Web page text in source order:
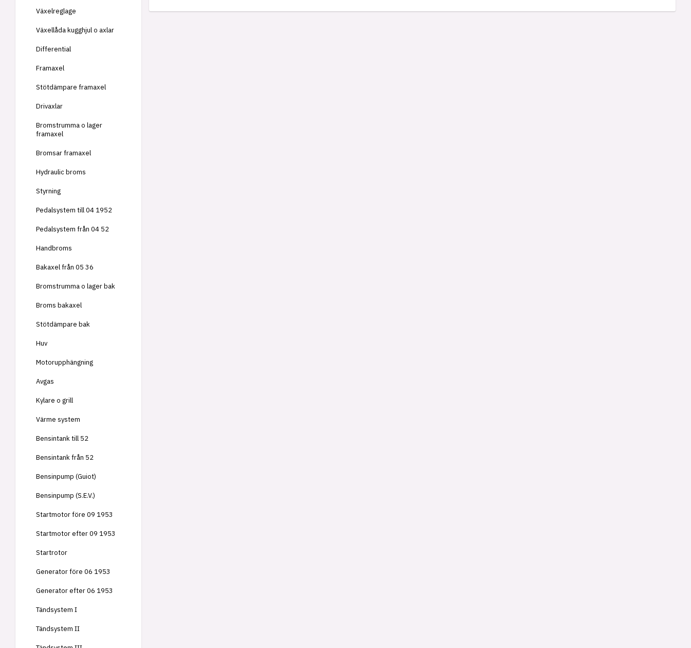
Växelreglage
Växellåda kugghjul o axlar
Differential
Framaxel
Stötdämpare framaxel
Drivaxlar
Bromstrumma o lager
framaxel
Bromsar framaxel
Hydraulic broms
Styrning
Pedalsystem till 04 1952
Pedalsystem från 04 52
Handbroms
Bakaxel från 05 36
Bromstrumma o lager bak
Broms bakaxel
Stötdämpare bak
Huv
Motorupphängning
Avgas
Kylare o grill
Värme system
Bensintank till 52
Bensintank från 52
Bensinpump (Guiot)
Bensinpump (S.E.V.)
Startmotor före 09 1953
Startmotor efter 09 1953
Startrotor
Generator före 06 1953
Generator efter 06 1953
Tändsystem I
Tändsystem II